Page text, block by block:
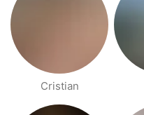
Cristian